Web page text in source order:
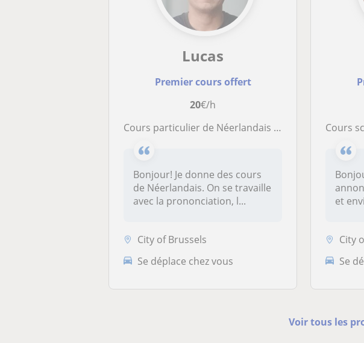
Lucas
Premier cours offert
20€/h
Cours particulier de Néerlandais en ligne, idéals pour débutants
Bonjour! Je donne des cours
de Néerlandais. On se travaille
avec la prononciation, l...
City of Brussels
Se déplace chez vous
Cours
et
City
Se
Voir tous les